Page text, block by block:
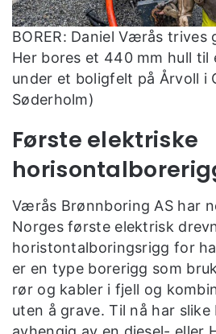
BORER: Daniel Værås trives
Her bores et 440 mm hull til
under et boligfelt på Årvoll i
Søderholm)
Første elektriske
Værås Brønnboring AS har
Norges første elektrisk
horistontalboringsrigg for
er en type borerigg som
rør og kabler i fjell og
uten å grave. Til nå har